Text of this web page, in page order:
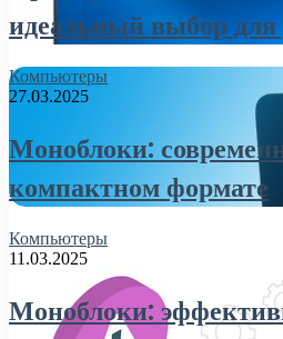
идеальный выбор
Компьютеры
27.03.2025
Моноблоки:
компактном формате
Компьютеры
11.03.2025
Моноблоки: